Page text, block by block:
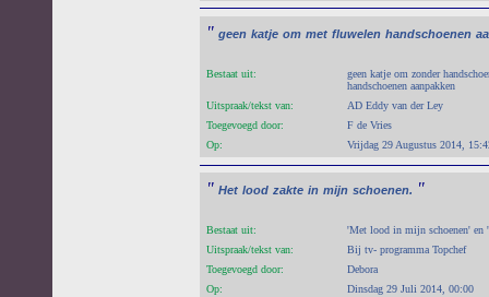
" geen katje om met fluwelen handschoenen
Bestaat uit:
geen katje om zonder
handschoenen aanpakken
Uitspraak/tekst van:
AD Eddy van der Ley
Toegevoegd door:
F de Vries
Op:
Vrijdag 29 Augustus 2014,
" Het lood zakte in mijn schoenen. "
Bestaat uit:
'Met lood in mijn schoenen' en
Uitspraak/tekst van:
Bij tv- programma Topchef
Toegevoegd door:
Debora
Op:
Dinsdag 29 Juli 2014, 00:00